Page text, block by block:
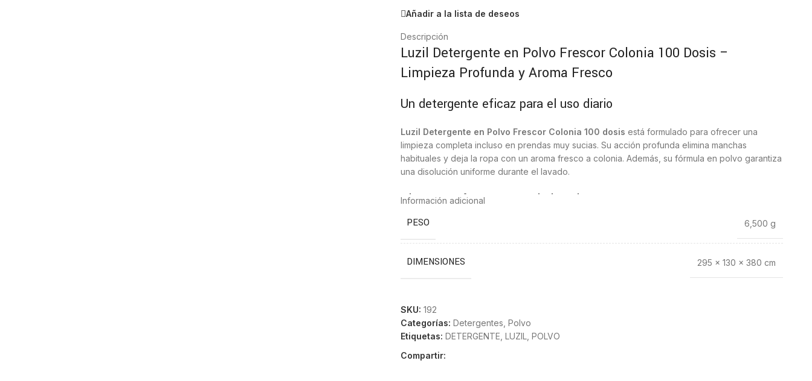
Añadir a la lista de deseos
Descripción
Luzil Detergente en Polvo Frescor Colonia 100 Dosis –
Limpieza Profunda y Aroma Fresco
Un detergente eficaz para el uso diario
Luzil Detergente en Polvo Frescor Colonia 100 dosis está formulado para ofrecer una
limpieza completa incluso en prendas muy sucias. Su acción profunda elimina manchas
habituales y deja la ropa con un aroma fresco a colonia. Además, su fórmula en polvo garantiza
una disolución uniforme durante el lavado.
Blancura y frescor en cada lavado
Este detergente actúa sobre la suciedad incrustada y ayuda a mantener la ropa blanca más
luminosa. También funciona muy bien en prendas de color, ya que respeta los tejidos y
El formato de
hogares con lavados frecuentes, ya que permite mantener la colada al día sin necesidad de
reponer el detergente constantemente. Además, su envase facilita el almacenamiento.
Apto para lavados en frío y caliente
Información adicional
PESO 6,500 g
DIMENSIONES 295 × 130 × 380 cm
SKU:192
Categorías: Detergentes Polvo
Etiquetas: DETERGENTE LUZIL POLVO
Compartir: